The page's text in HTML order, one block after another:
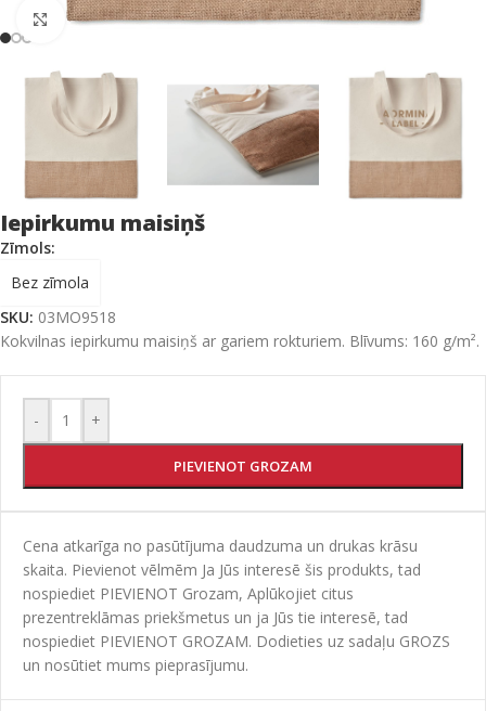
Click to enlarge
Iepirkumu maisiņš
Zīmols:
Bez zīmola
SKU: 03MO9518
Kokvilnas iepirkumu maisiņš ar gariem rokturiem. Blīvums: 160 g/m².
- +
PIEVIENOT GROZAM
Cena atkarīga no pasūtījuma daudzuma un drukas krāsu
skaita. Pievienot vēlmēm Ja Jūs interesē šis produkts, tad
nospiediet PIEVIENOT Grozam, Aplūkojiet citus
prezentreklāmas priekšmetus un ja Jūs tie interesē, tad
nospiediet PIEVIENOT GROZAM. Dodieties uz sadaļu GROZS
un nosūtiet mums pieprasījumu.